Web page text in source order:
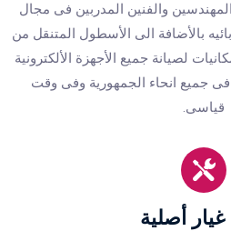
والفنين المدربين فى مجال
بالأضافة الى الأسطول المتنقل من
لصيانة جميع الأجهزة الألكترونية
جميع انحاء الجمهورية وفى وقت
قياسى.
أصلية